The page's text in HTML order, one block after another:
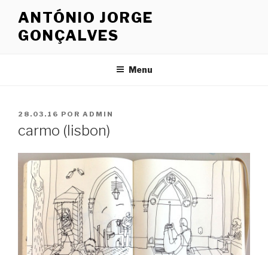
ANTÓNIO JORGE
GONÇALVES
Menu
PUBLICADO
28.03.16 POR ADMIN
carmo (lisbon)